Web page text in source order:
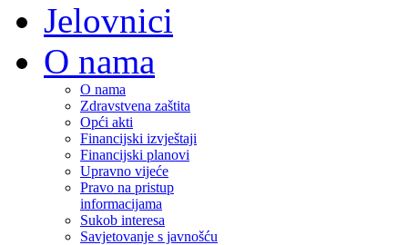
Jelovnici
O nama
O nama
Zdravstvena zaštita
Opći akti
Financijski izvještaji
Financijski planovi
Upravno vijeće
Pravo na pristup
informacijama
Sukob interesa
Savjetovanje s javnošću